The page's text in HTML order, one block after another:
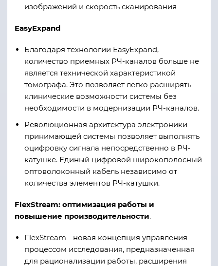
изображений и скорость сканирования
EasyExpand
Благодаря технологии EasyExpand,
количество приемных РЧ-каналов больше не
является технической характеристикой
томографа. Это позволяет легко расширять
клинические возможности системы без
необходимости в модернизации РЧ-каналов.
Революционная архитектура электроники
принимающей системы позволяет выполнять
оцифровку сигнала непосредственно в РЧ-
катушке. Единый цифровой широкополосный
оптоволоконный кабель независимо от
количества элементов РЧ-катушки.
FlexStream: оптимизация работы и
повышение производительности.
FlexStream - новая концепция управления
процессом исследования, предназначенная
для рационализации работы, расширения